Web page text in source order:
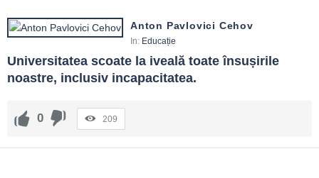
Anton Pavlovici Cehov
In: Educație
Universitatea scoate la iveală toate însușirile
noastre, inclusiv incapacitatea.
0 209